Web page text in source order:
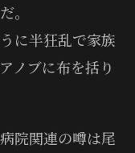
。
に半狂乱で家族
ノブに布を括り
院関連の噂は尾